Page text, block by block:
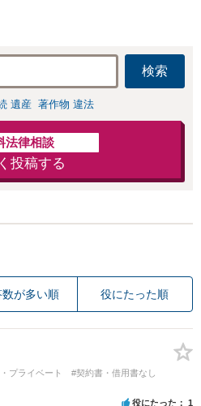
検索
遺産 著作物 違法
法律相談
投稿する
数が多い順 役にたった順
プライベート
#契約書・借用書なし
役にたった 1